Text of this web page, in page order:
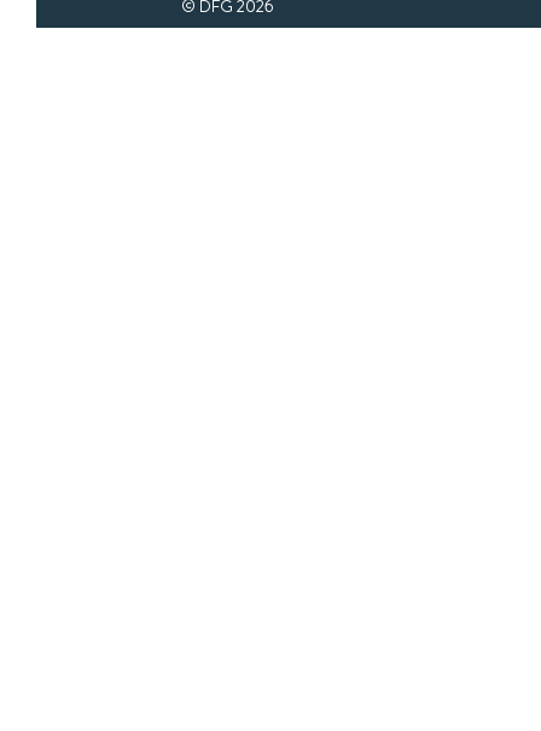
© DFG 2026